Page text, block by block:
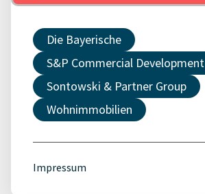
Die Bayerische
S&P Commercial Development
Sontowski & Partner Group
Wohnimmobilien
Impressum